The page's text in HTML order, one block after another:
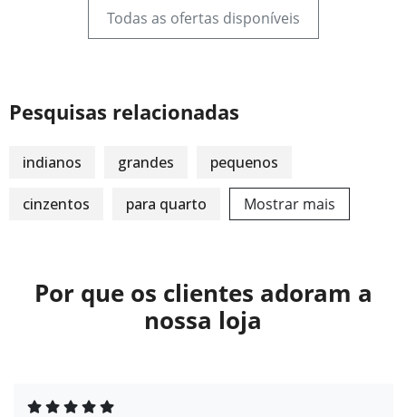
Todas as ofertas disponíveis
Pesquisas relacionadas
indianos grandes pequenos
cinzentos para quarto Mostrar mais
Por que os clientes adoram a
nossa loja